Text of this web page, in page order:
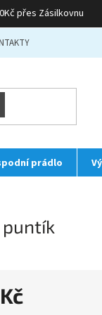
přes Zásilkovnu
prádlo